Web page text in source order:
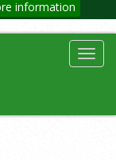
information